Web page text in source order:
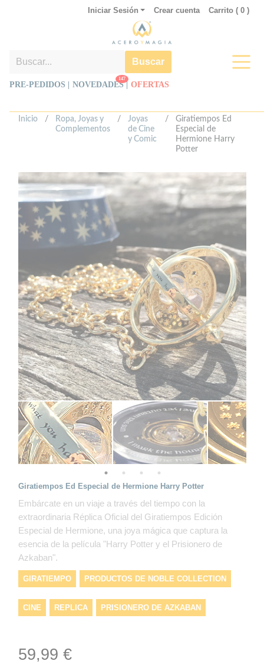
Carrito ( 0 )
Crear cuenta
Iniciar Sesión
Buscar
PRE-PEDIDOS | NOVEDADES
147
| OFERTAS
Inicio /
Ropa, Joyas y
Complementos
/ Joyas
de Cine
y Comic
/Giratiempos Ed
Especial de
Hermione Harry
Potter
Giratiempos Ed Especial de Hermione Harry Potter
Embárcate en un viaje a través del tiempo con la
extraordinaria Réplica Oficial del Giratiempos Edición
Especial de Hermione, una joya mágica que captura la
esencia de la película "Harry Potter y el Prisionero de
Azkaban".
GIRATIEMPO PRODUCTOS DE NOBLE COLLECTION
CINE REPLICA PRISIONERO DE AZKABAN
59,99 €